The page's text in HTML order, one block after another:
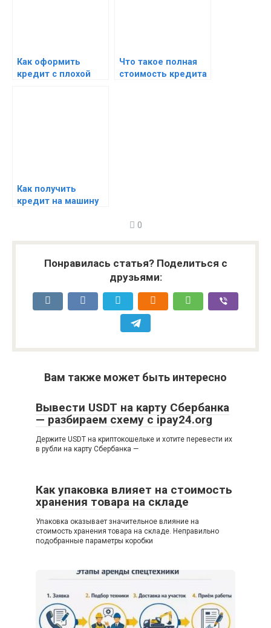
Как оформить
кредит с плохой
Что такое полная
стоимость кредита
Как получить
кредит на машину
0
Понравилась статья? Поделиться с
друзьями:
Вам также может быть интересно
Вывести USDT на карту Сбербанка
— разбираем схему с ipay24.org
Держите USDT на криптокошельке и хотите перевести их
в рубли на карту Сбербанка —
Как упаковка влияет на стоимость
хранения товара на складе
Упаковка оказывает значительное влияние на
стоимость хранения товара на складе. Неправильно
подобранные параметры коробки